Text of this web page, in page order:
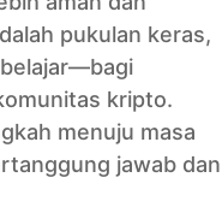
pukulan keras,
kripto.
menuju masa
jawab dan